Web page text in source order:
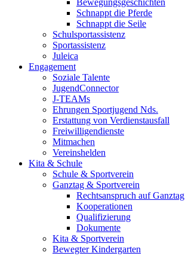
Schnappt die Pferde
Schnappt die Seile
Schulsportassistenz
Sportassistenz
Juleica
Engagement
Soziale Talente
JugendConnector
J-TEAMs
Ehrungen Sportjugend Nds.
Erstattung von Verdienstausfall
Freiwilligendienste
Mitmachen
Vereinshelden
Kita & Schule
Schule & Sportverein
Ganztag & Sportverein
Rechtsanspruch auf Ganztag
Kooperationen
Qualifizierung
Dokumente
Kita & Sportverein
Bewegter Kindergarten